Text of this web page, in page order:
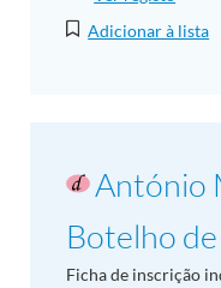
Adicionar à lista
António
Botelho
Ficha de inscrição